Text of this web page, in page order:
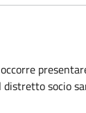
distretto socio